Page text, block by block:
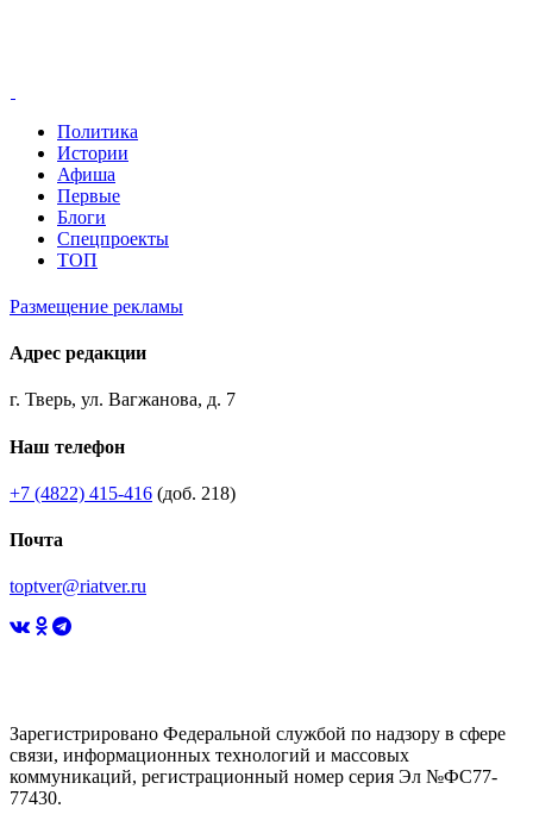
Политика
Истории
Афиша
Первые
Блоги
Спецпроекты
ТОП
Размещение рекламы
Адрес редакции
г. Тверь, ул. Вагжанова, д. 7
Наш телефон
+7 (4822) 415-416 (доб. 218)
Почта
toptver@riatver.ru
Зарегистрировано Федеральной службой по надзору в сфере
связи, информационных технологий и массовых
коммуникаций, регистрационный номер серия Эл №ФС77-
77430.